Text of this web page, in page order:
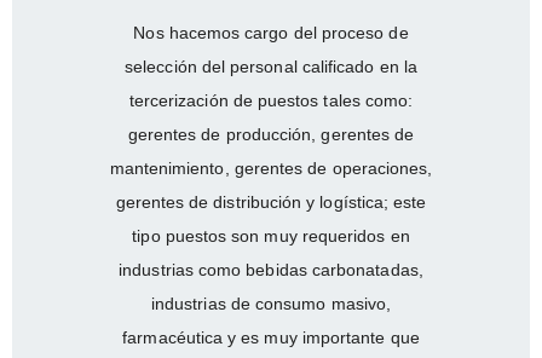
Nos hacemos cargo del proceso de
selección del personal calificado en la
tercerización de puestos tales como:
gerentes de producción, gerentes de
mantenimiento, gerentes de operaciones,
gerentes de distribución y logística; este
tipo puestos son muy requeridos en
industrias como bebidas carbonatadas,
industrias de consumo masivo,
farmacéutica y es muy importante que